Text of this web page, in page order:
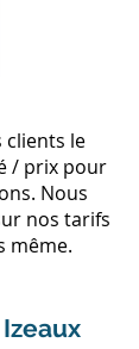
clients le
/ prix pour
Nous
nos tarifs
même.